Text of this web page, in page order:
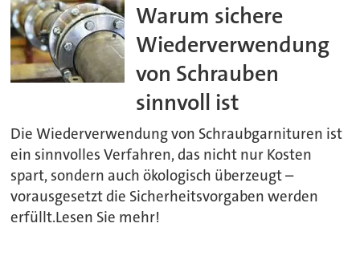
Warum sichere
Wiederverwendung
von Schrauben
sinnvoll ist
Die Wiederverwendung von Schraubgarnituren ist
ein sinnvolles Verfahren, das nicht nur Kosten
spart, sondern auch ökologisch überzeugt –
vorausgesetzt die Sicherheitsvorgaben werden
erfüllt.Lesen Sie mehr!